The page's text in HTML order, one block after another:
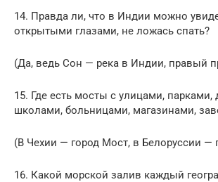
14. Правда ли, что в Индии можно
открытыми глазами, не ложась спать?
(Да, ведь Сон — река в Индии, правый
15. Где есть мосты с улицами,
школами, больницами, магазинами,
(В Чехии — город Мост, в Белоруссии —
16. Какой морской залив каждый